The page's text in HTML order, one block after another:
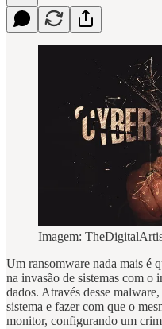
Imagem:
Um ransomware nada mais é
na invasão de sistemas com
dados. Através desse
sistema e fazer com que o
monitor, configurando um